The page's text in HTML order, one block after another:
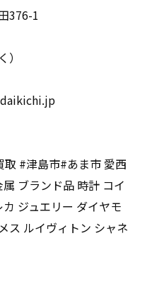
376-1
#津島市#あま市 愛西
ブランド品 時計 コイ
ジュエリー ダイヤモ
ス ルイヴィトン シャネ